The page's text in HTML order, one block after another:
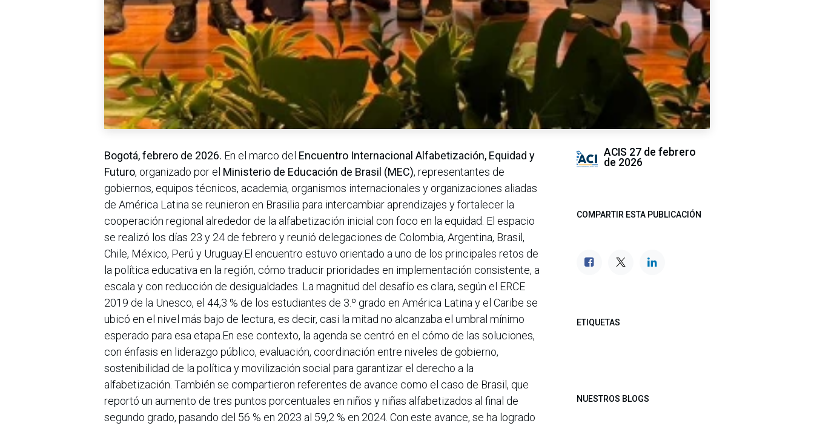
Bogotá, febrero de 2026. En el marco del Encuentro Internacional Alfabetización, Equidad y
Futuro, organizado por el Ministerio de Educación de Brasil (MEC), representantes de
gobiernos, equipos técnicos, academia, organismos internacionales y organizaciones aliadas
de América Latina se reunieron en Brasilia para intercambiar aprendizajes y fortalecer la
cooperación regional alrededor de la alfabetización inicial con foco en la equidad. El espacio
se realizó los días 23 y 24 de febrero y reunió delegaciones de Colombia, Argentina, Brasil,
Chile, México, Perú y Uruguay.El encuentro estuvo orientado a uno de los principales retos de
la política educativa en la región, cómo traducir prioridades en implementación consistente, a
escala y con reducción de desigualdades. La magnitud del desafío es clara, según el ERCE
2019 de la Unesco, el 44,3 % de los estudiantes de 3.º grado en América Latina y el Caribe se
ubicó en el nivel más bajo de lectura, es decir, casi la mitad no alcanzaba el umbral mínimo
esperado para esa etapa.En ese contexto, la agenda se centró en el cómo de las soluciones,
con énfasis en liderazgo público, evaluación, coordinación entre niveles de gobierno,
sostenibilidad de la política y movilización social para garantizar el derecho a la
alfabetización. También se compartieron referentes de avance como el caso de Brasil, que
reportó un aumento de tres puntos porcentuales en niños y niñas alfabetizados al final de
segundo grado, pasando del 56 % en 2023 al 59,2 % en 2024. Con este avance, se ha logrado
ACIS 27 de febrero
de 2026
COMPARTIR ESTA PUBLICACIÓN
ETIQUETAS
NUESTROS BLOGS